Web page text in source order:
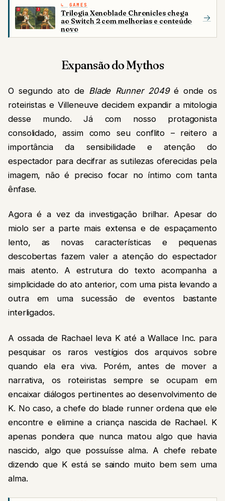
GAMES
Trilogia Xenoblade Chronicles chega
ao Switch 2 com melhorias e conteúdo
novo
→
Expansão do Mythos
O segundo ato de Blade Runner 2049é onde os
roteiristas e Villeneuve decidem expandir a mitologia
desse mundo. Já com nosso protagonista
consolidado, assim como seu conflito – reitero a
importância da sensibilidade e atenção do
espectador para decifrar as sutilezas oferecidas pela
imagem, não é preciso focar no íntimo com tanta
ênfase.
Agora é a vez da investigação brilhar. Apesar do
miolo ser a parte mais extensa e de espaçamento
lento, as novas características e pequenas
descobertas fazem valer a atenção do espectador
mais atento. A estrutura do texto acompanha a
simplicidade do ato anterior, com uma pista levando a
outra em uma sucessão de eventos bastante
interligados.
A ossada de Rachael leva K até a Wallace Inc. para
pesquisar os raros vestígios dos arquivos sobre
quando ela era viva. Porém, antes de mover a
narrativa, os roteiristas sempre se ocupam em
encaixar diálogos pertinentes ao desenvolvimento de
K. No caso, a chefe do blade runner ordena que ele
encontre e elimine a criança nascida de Rachael. K
apenas pondera que nunca matou algo que havia
nascido, algo que possuísse alma. A chefe rebate
dizendo que K está se saindo muito bem sem uma
alma.